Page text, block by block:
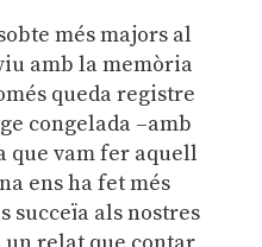
més majors al
amb la memòria
queda registre
congelada –amb
que vam fer aquell
ens ha fet més
succeïa als nostres